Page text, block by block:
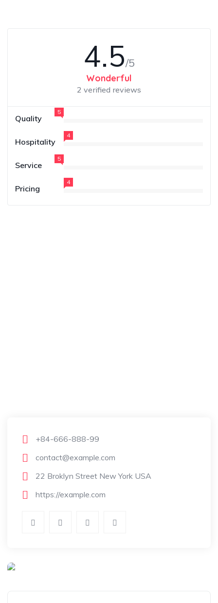
4.5/5
Wonderful
2 verified reviews
Quality
5
Hospitality
4
Service
5
Pricing
4
+84-666-888-99
contact@example.com
22 Broklyn Street New York USA
https://example.com